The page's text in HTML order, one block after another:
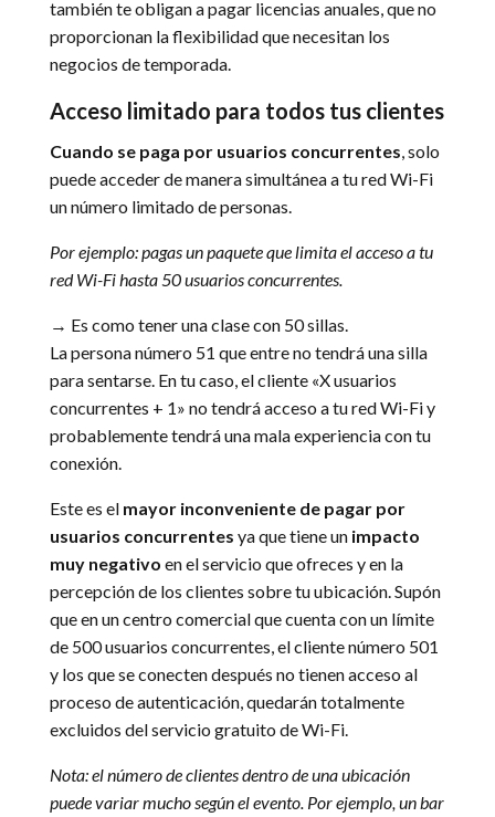
también te obligan a pagar licencias anuales, que no
proporcionan la flexibilidad que necesitan los
negocios de temporada.
Acceso limitado para todos tus clientes
Cuando se paga por usuarios concurrentes , solo
puede acceder de manera simultánea a tu red Wi-Fi
un número limitado de personas.
Por ejemplo: pagas un paquete que limita el acceso a tu
red Wi-Fi hasta 50 usuarios concurrentes.
→ Es como tener una clase con 50 sillas.
La persona número 51 que entre no tendrá una silla
para sentarse. En tu caso, el cliente «X usuarios
concurrentes + 1» no tendrá acceso a tu red Wi-Fi y
probablemente tendrá una mala experiencia con tu
conexión.
Este es el mayor inconveniente de pagar por
usuarios concurrentes ya que tiene un impacto
muy negativo en el servicio que ofreces y en la
percepción de los clientes sobre tu ubicación. Supón
que en un centro comercial que cuenta con un límite
de 500 usuarios concurrentes, el cliente número 501
y los que se conecten después no tienen acceso al
proceso de autenticación, quedarán totalmente
excluidos del servicio gratuito de Wi-Fi.
Nota: el número de clientes dentro de una ubicación
puede variar mucho según el evento. Por ejemplo, un bar